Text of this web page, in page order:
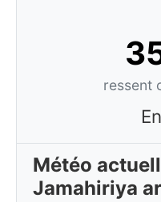
ressent
Météo
Jamahiriya